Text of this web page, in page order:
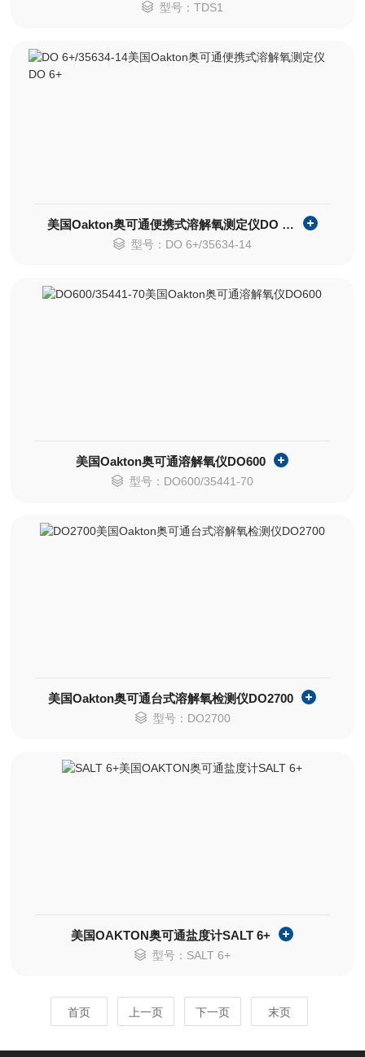
型号：TDS1
美国Oakton奥可通便携式溶解氧测定仪DO 6+
型号：DO 6+/35634-14
美国Oakton奥可通溶解氧仪DO600
型号：DO600/35441-70
美国Oakton奥可通台式溶解氧检测仪DO2700
型号：DO2700
美国OAKTON奥可通盐度计SALT 6+
型号：SALT 6+
首页 上一页 下一页 末页